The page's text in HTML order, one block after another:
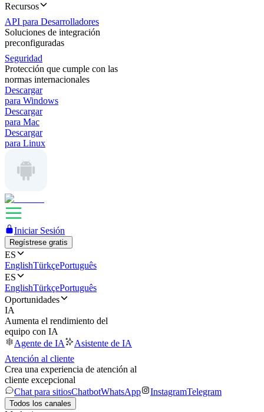
Recursos
API para Desarrolladores
Soluciones de integración
preconfiguradas
Seguridad
Protección que cumple con las
normas internacionales
Descargar
para Windows
Descargar
para Mac
Descargar
para Linux
Iniciar Sesión
Regístrese gratis
ES
EnglishTürkçePortuguês
ES
EnglishTürkçePortuguês
Oportunidades
IA
Aumenta el rendimiento del
equipo con IA
Agente de IA
Asistente de IA
Atención al cliente
Crea una experiencia de atención al
cliente excepcional
Chat para sitiosChatbotWhatsApp InstagramTelegram
Todos los canales